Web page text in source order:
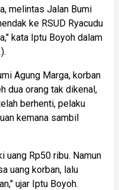
melintas Jalan Bumi
ke RSUD Ryacudu
kata Iptu Boyoh dalam
Agung Marga, korban
dua orang tak dikenal,
berhenti, pelaku
kemana sambil
uang Rp50 ribu. Namun
uang korban, lalu
ujar Iptu Boyoh.